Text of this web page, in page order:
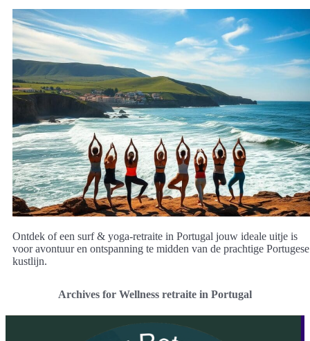
Ontdek of een surf & yoga-retraite in Portugal jouw ideale uitje is
voor avontuur en ontspanning te midden van de prachtige Portugese
kustlijn.
Archives for Wellness retraite in Portugal